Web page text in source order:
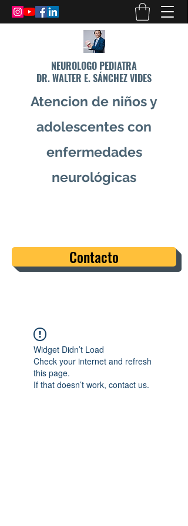
NEUROLOGO PEDIATRA
DR. WALTER E. SÁNCHEZ VIDES
Atencion de niños y
adolescentes con
enfermedades
neurológicas
Contacto
Widget Didn’t Load
Check your internet and refresh
this page.
If that doesn’t work, contact us.